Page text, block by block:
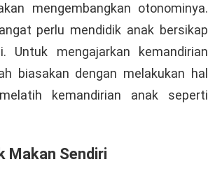
mengembangkan otonominya.
perlu mendidik anak bersikap
Untuk mengajarkan kemandirian
biasakan dengan melakukan hal
kemandirian anak seperti
Makan Sendiri